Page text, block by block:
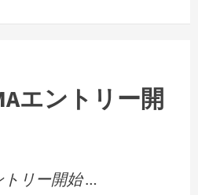
エントリー開
トリー開始 …